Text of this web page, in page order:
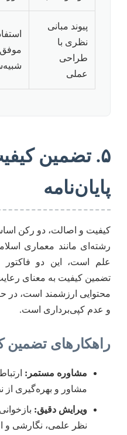
پیوند مبانی
نظری با
طراحی
عملی
۵. تضمین
پایان‌نامه
کیفیت و اصالت، دو رکن
رشته‌ای مانند معماری
علم است، این دو فاکتور
تضمین کیفیت به معنای
محتوایی ارزشمند است، در
و عدم کپی‌برداری است.
راهکارهای تضمین
مشاوره مستمر:
مشاور و بهره‌گیری
ویرایش دقیق:
نظر علمی، نگارشی و